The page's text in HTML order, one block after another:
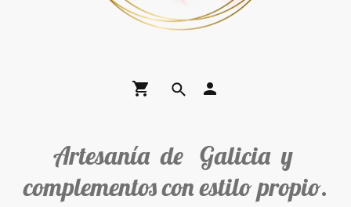
Artesanía de Galicia y
complementos con estilo propio.